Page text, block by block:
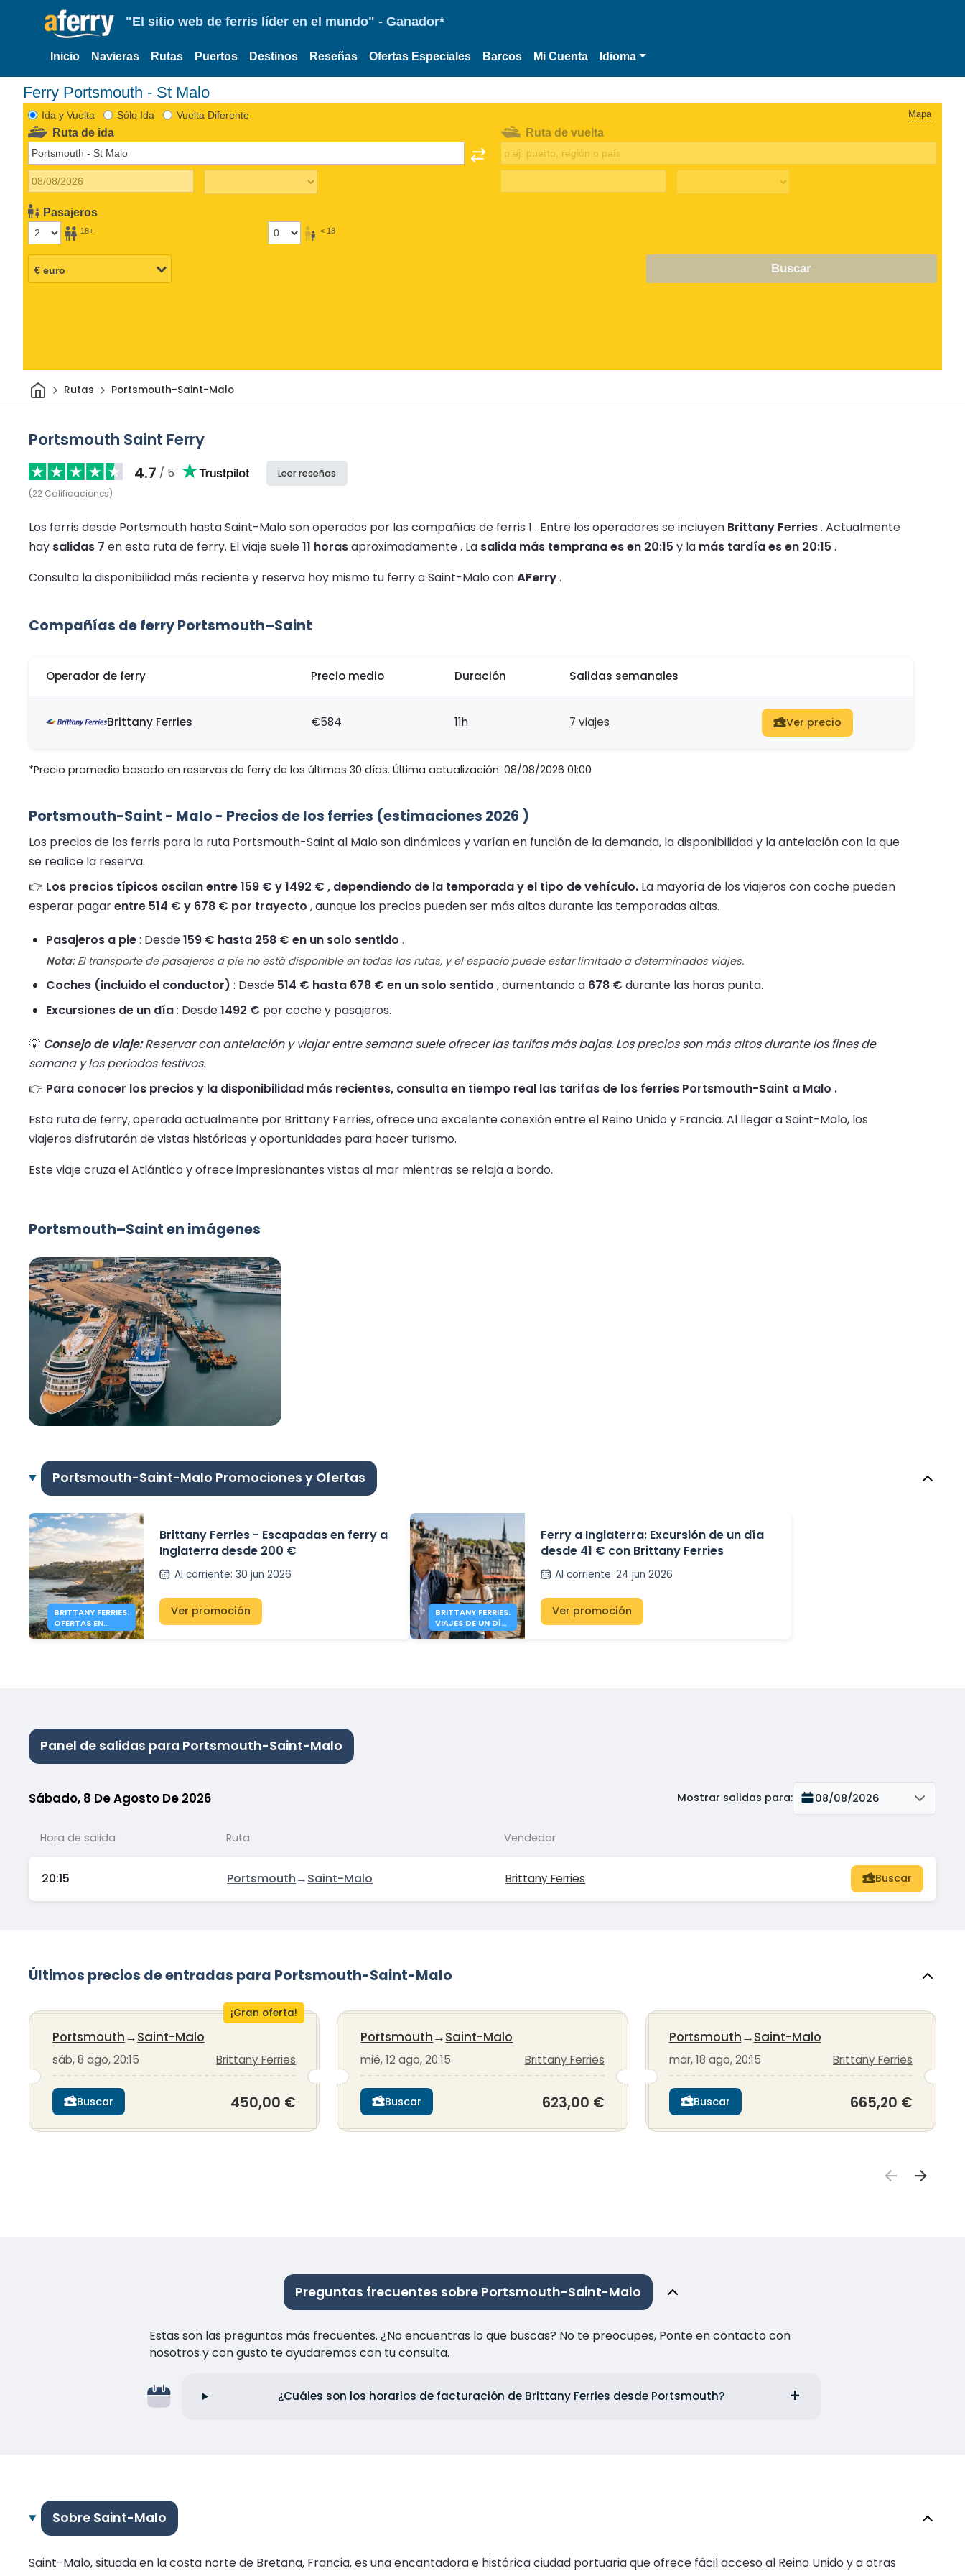
"El sitio web de ferris líder en el mundo" - Ganador*
Inicio Navieras Rutas Puertos Destinos Reseñas Ofertas Especiales Barcos Mi Cuenta Idioma
Ferry Portsmouth - St Malo
Ida y Vuelta Sólo Ida Vuelta Diferente Mapa
Ruta de ida
Pasajeros
18+ < 18
Ruta de vuelta
Buscar
InicioRutas Portsmouth-Saint-Malo
Portsmouth Saint Ferry
4.7 / 5
(22 Calificaciones)
Leer reseñas
Los ferris desde Portsmouth hasta Saint-Malo son operados por las compañías de ferris 1 . Entre los operadores se incluyen Brittany Ferries. Actualmente
hay salidas 7 en esta ruta de ferry. El viaje suele11 horasaproximadamente . La salida más temprana es en 20:15 y la más tardía es en 20:15 .
Consulta la disponibilidad más reciente y reserva hoy mismo tu ferry a Saint-Malo conAFerry.
Compañías de ferry Portsmouth–Saint
Operador de ferry Precio medio Duración Salidas semanales
Brittany Ferries €584 11h 7 viajes Ver precio
*Precio promedio basado en reservas de ferry de los últimos 30 días. Última actualización: 08/08/2026 01:00
Portsmouth-Saint - Malo - Precios de los ferries (estimaciones 2026 )
Los precios de los ferris para la ruta Portsmouth-Saint al Malo son dinámicos y varían en función de la demanda, la disponibilidad y la antelación con la que
se realice la reserva.
👉 Los precios típicos oscilan entre 159 € y 1492 € , dependiendo de la temporada y el tipo de vehículo. La mayoría de los viajeros con coche pueden
esperar pagarentre 514 € y 678 € por trayecto , aunque los precios pueden ser más altos durante las temporadas altas.
Pasajeros a pie: Desde159 € hasta 258 € en un solo sentido .
Nota:El transporte de pasajeros a pie no está disponible en todas las rutas, y el espacio puede estar limitado a determinados viajes.
Coches (incluido el conductor) : Desde 514 € hasta 678 € en un solo sentido , aumentando a 678 € durante las horas punta.
Excursiones de un día: Desde1492 € por coche y pasajeros.
💡 Consejo de viaje:Reservar con antelación y viajar entre semana suele ofrecer las tarifas más bajas. Los precios son más altos durante los fines de
semana y los periodos festivos.
👉 Para conocer los precios y la disponibilidad más recientes, consulta en tiempo real las tarifas de los ferries Portsmouth-Saint a Malo .
Esta ruta de ferry, operada actualmente por Brittany Ferries, ofrece una excelente conexión entre el Reino Unido y Francia. Al llegar a Saint-Malo, los
viajeros disfrutarán de vistas históricas y oportunidades para hacer turismo.
Este viaje cruza el Atlántico y ofrece impresionantes vistas al mar mientras se relaja a bordo.
Portsmouth–Saint en imágenes
Portsmouth-Saint-Malo Promociones y Ofertas
BRITTANY FERRIES:
OFERTAS EN
INGLATERRA
Brittany Ferries - Escapadas en ferry a
Inglaterra desde 200 €
Al corriente: 30 jun 2026
Ver promoción
BRITTANY FERRIES:
VIAJES DE UN DÍA
A INGLATERRA
Ferry a Inglaterra: Excursión de un día
desde 41 € con Brittany Ferries
Al corriente:24 jun 2026
Ver promoción
Panel de salidas para Portsmouth-Saint-Malo
Sábado, 8 De Agosto De 2026 Mostrar salidas para: 08/08/2026
Hora de salida Ruta Vendedor
20:15 Portsmouth→Saint-Malo Brittany Ferries Buscar
Últimos precios de entradas para Portsmouth-Saint-Malo
¡Gran oferta!
Portsmouth→Saint-Malo
sáb, 8 ago, 20:15 Brittany Ferries
Buscar 450,00 €
Portsmouth→Saint-Malo
mié, 12 ago, 20:15 Brittany Ferries
Buscar 623,00 €
Portsmouth→Saint-Malo
mar, 18 ago, 20:15 Brittany Ferries
Buscar 665,20 €
Preguntas frecuentes sobre Portsmouth-Saint-Malo
Estas son las preguntas más frecuentes. ¿No encuentras lo que buscas? No te preocupes, Ponte en contacto con
nosotros y con gusto te ayudaremos con tu consulta.
¿Cuáles son los horarios de facturación de Brittany Ferries desde Portsmouth?
Sobre Saint-Malo
Saint-Malo, situada en la costa norte de Bretaña, Francia, es una encantadora e histórica ciudad portuaria que ofrece fácil acceso al Reino Unido y a otras